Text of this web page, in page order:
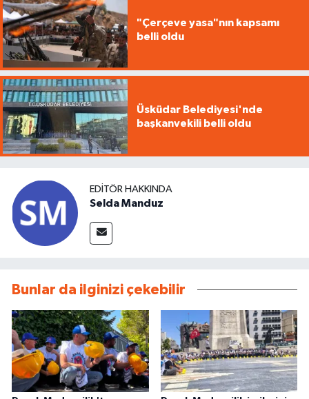
"Çerçeve yasa"nın kapsamı
belli oldu
Üsküdar Belediyesi'nde
başkanvekili belli oldu
EDITÖR HAKKINDA
Selda Manduz
Bunlar da ilginizi çekebilir